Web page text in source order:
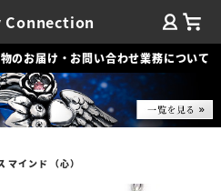
のお届け・お問い合わせ業務について
マインド （心）